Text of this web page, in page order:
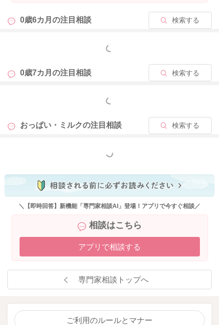
飲むというように状況に応じて対応できるようになってきます
よ。保育園入園までに、お子さんのペースで自然におっぱいバ
度頑張って断乳なさっても、保育園に行かれるようになると、
を欲しがるようになるお子さんもいらっしゃいますよ。ですの
で、ママさんが断乳に対して迷っていらっしゃるお気持ちがあ
かと思います。今後どうしても飲ませたくても飲ませられない
状況が来ますので、今はママさんのお気持ちとお子さんのペー
スを大切にしてもらっても良いかもしれませんね。また、おっ
0歳6カ月の注目相談 検索する
もっと見る
0歳7カ月の注目相談 検索する
もっと見る
おっぱい・ミルクの注目相談 検索する
もっと見る
＼【即時回答】新機能「専門家相談AI」登場！アプリで今すぐ相談／
相談はこちら
アプリで相談する
専門家相談トップへ
ご利用のルールとマナー